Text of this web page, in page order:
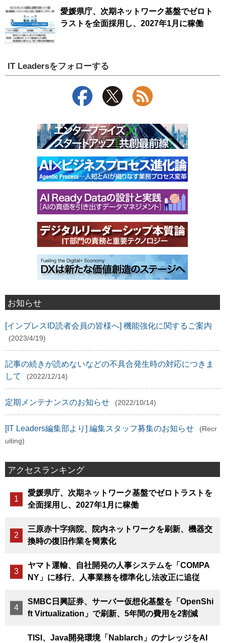
愛媛県庁、次期ネットワーク基盤でゼロト
ラストを全面採用し、2027年1月に稼働
IT Leadersをフォローする
お知らせ
[インプレスID読者会員の皆様へ] 機能強化に関するご案内
(2023/4/19)
記事の続きが読めないなどの不具合発生時の対応につきま
して
(2022/12/14)
定期メンテナンスのお知らせ (2022/10/14)
[IT Leaders編集部より] 編集スタッフ募集のお知らせ
(Recr
uiting)
アクセスランキング
愛媛県庁、次期ネットワーク基盤でゼロトラストを
全面採用し、2027年1月に稼働
三原赤十字病院、院内ネットワークを刷新、機器交
換時の復旧作業を簡素化
ヤマト運輸、自社開発の人事システムを「COMPA
NY」に移行、人事業務を標準化し法改正に追従
SMBC日興証券、サーバー仮想化基盤を「OpenShi
ft Virtualization」で刷新、5年間の費用を2割減
TISI、Java開発環境「Nablarch」のナレッジをAI